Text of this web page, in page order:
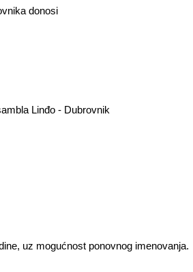
donosi
Linđo - Dubrovnik
uz mogućnost ponovnog imenovanja.